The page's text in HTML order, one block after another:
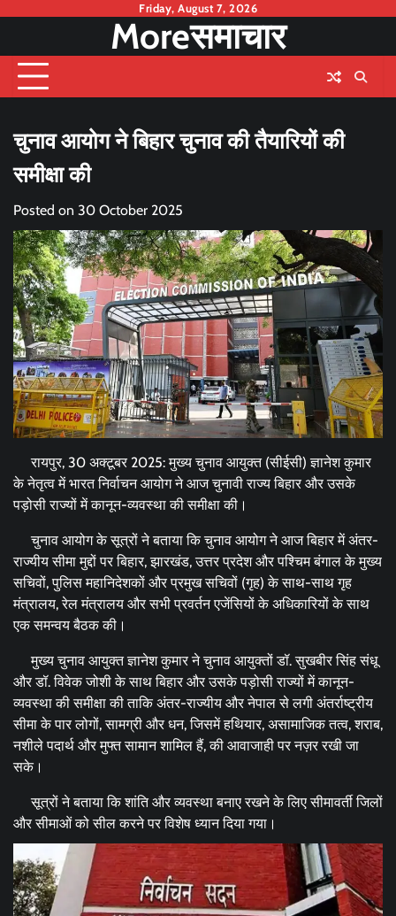
content
Friday, August 7, 2026
Moreसमाचार
चुनाव आयोग ने बिहार चुनाव की तैयारियों की
समीक्षा की
Posted on 30 October 2025
रायपुर, 30 अक्टूबर 2025: मुख्य चुनाव आयुक्त (सीईसी) ज्ञानेश कुमार
के नेतृत्व में भारत निर्वाचन आयोग ने आज चुनावी राज्य बिहार और उसके
पड़ोसी राज्यों में कानून-व्यवस्था की समीक्षा की।
चुनाव आयोग के सूत्रों ने बताया कि चुनाव आयोग ने आज बिहार में अंतर-
राज्यीय सीमा मुद्दों पर बिहार, झारखंड, उत्तर प्रदेश और पश्चिम बंगाल के मुख्य
सचिवों, पुलिस महानिदेशकों और प्रमुख सचिवों (गृह) के साथ-साथ गृह
मंत्रालय, रेल मंत्रालय और सभी प्रवर्तन एजेंसियों के अधिकारियों के साथ
एक समन्वय बैठक की।
मुख्य चुनाव आयुक्त ज्ञानेश कुमार ने चुनाव आयुक्तों डॉ. सुखबीर सिंह संधू
और डॉ. विवेक जोशी के साथ बिहार और उसके पड़ोसी राज्यों में कानून-
व्यवस्था की समीक्षा की ताकि अंतर-राज्यीय और नेपाल से लगी अंतर्राष्ट्रीय
सीमा के पार लोगों, सामग्री और धन, जिसमें हथियार, असामाजिक तत्व, शराब,
नशीले पदार्थ और मुफ्त सामान शामिल हैं, की आवाजाही पर नज़र रखी जा
सके।
सूत्रों ने बताया कि शांति और व्यवस्था बनाए रखने के लिए सीमावर्ती जिलों
और सीमाओं को सील करने पर विशेष ध्यान दिया गया।